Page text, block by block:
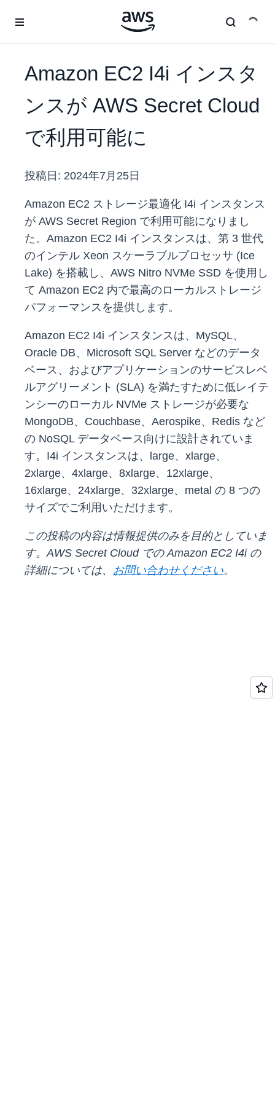
Amazon EC2 I4i インスタ
ンスが AWS Secret Cloud
で利用可能に
投稿日: 2024年7月25日
Amazon EC2 ストレージ最適化 I4i インスタンス
が AWS Secret Region で利用可能になりまし
た。Amazon EC2 I4i インスタンスは、第 3 世代
のインテル Xeon スケーラブルプロセッサ (Ice
Lake) を搭載し、AWS Nitro NVMe SSD を使用し
て Amazon EC2 内で最高のローカルストレージ
パフォーマンスを提供します。
Amazon EC2 I4i インスタンスは、MySQL、
Oracle DB、Microsoft SQL Server などのデータ
ベース、およびアプリケーションのサービスレベ
ルアグリーメント (SLA) を満たすために低レイテ
ンシーのローカル NVMe ストレージが必要な
MongoDB、Couchbase、Aerospike、Redis など
の NoSQL データベース向けに設計されていま
す。I4i インスタンスは、large、xlarge、
2xlarge、4xlarge、8xlarge、12xlarge、
16xlarge、24xlarge、32xlarge、metal の 8 つの
サイズでご利用いただけます。
この投稿の内容は情報提供のみを目的としていま
す。AWS Secret Cloud での Amazon EC2 I4i の
詳細については、 お問い合わせください。